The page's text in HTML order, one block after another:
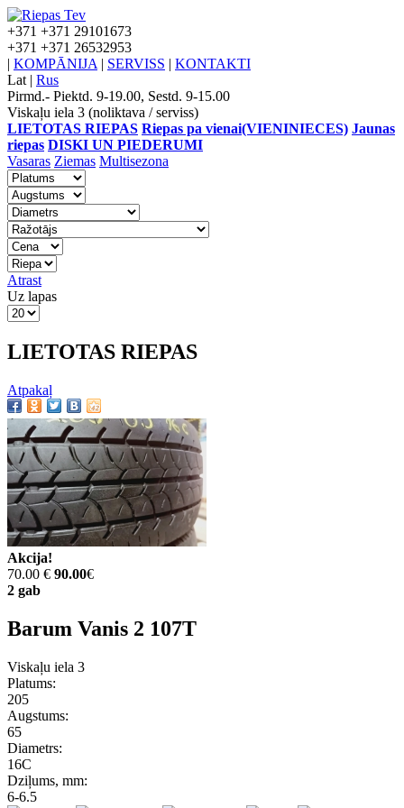
+371 +371 29101673
+371 +371 26532953
| KOMPĀNIJA | SERVISS | KONTAKTI
Lat | Rus
Pirmd.- Piektd. 9-19.00, Sestd. 9-15.00
Viskaļu iela 3 (noliktava / serviss)
LIETOTAS RIEPAS Riepas pa vienai(VIENINIECES) Jaunas
riepas DISKI UN PIEDERUMI
Vasaras Ziemas Multisezona
Atrast
Uz lapas
LIETOTAS RIEPAS
Atpakaļ
Akcija!
70.00 € 90.00€
2 gab
Barum Vanis 2 107T
Viskaļu iela 3
Platums:
205
Augstums:
65
Diametrs:
16C
Dziļums, mm:
6-6.5